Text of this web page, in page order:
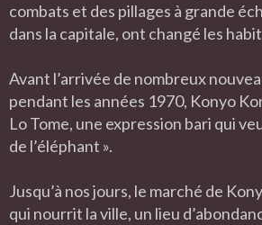
combats et des pillages à grande
dans la capitale, ont changé les
Avant l’arrivée de nombreux
pendant les années 1970, Konyo
Lo Tome, une expression bari qui
de l’éléphant ».
Jusqu’à nos jours, le marché de
qui nourrit la ville, un lieu